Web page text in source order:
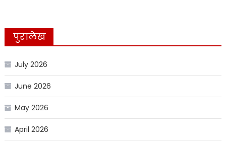
पुरालेख
July 2026
June 2026
May 2026
April 2026